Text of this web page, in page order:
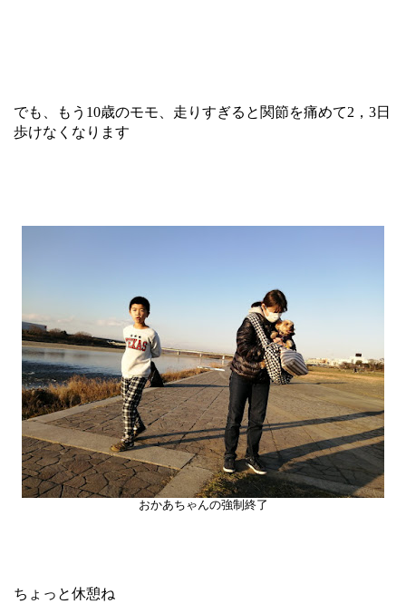
でも、もう10歳のモモ、走りすぎると関節を痛めて2，3日
歩けなくなります
おかあちゃんの強制終了
ちょっと休憩ね